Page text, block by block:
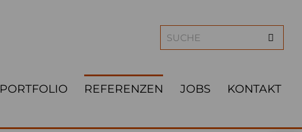
PORTFOLIO REFERENZEN JOBS KONTAKT